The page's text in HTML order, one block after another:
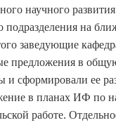
научного
подразделения на
заведующие
предложения в
и сформировали ее
в планах ИФ по
работе.